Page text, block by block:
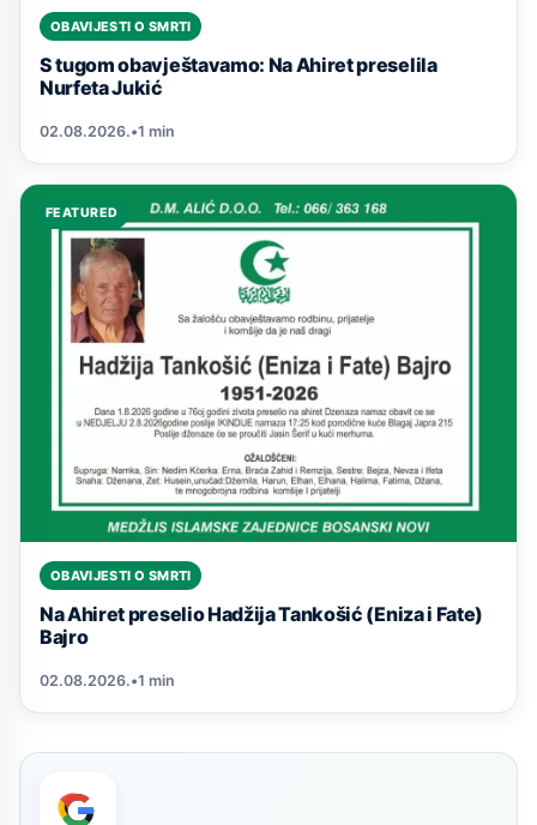
OBAVIJESTI O SMRTI
S tugom obavještavamo: Na Ahiret preselila
Nurfeta Jukić
02.08.2026.•1 min
FEATURED
OBAVIJESTI O SMRTI
Na Ahiret preselio Hadžija Tankošić (Eniza i Fate)
Bajro
02.08.2026.•1 min